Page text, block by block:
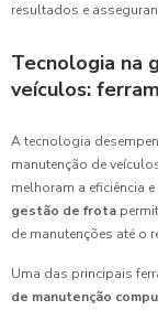
resultados e
Tecnologia na
veículos:
A tecnologia
manutenção de
melhoram a eficiência
gestão de frota
de manutenções até o
Uma das principais
de manutenção